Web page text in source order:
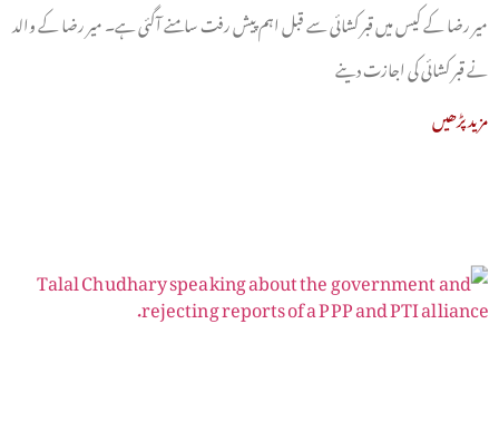
میر رضا کے کیس میں قبر کشائی سے قبل اہم پیش رفت سامنے آگئی ہے۔ میر رضا کے والد
نے قبر کشائی کی اجازت دینے
مزید پڑھیں